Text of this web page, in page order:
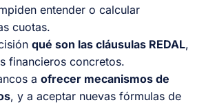
entender o calcular
cuotas.
qué son las cláusulas REDAL,
financieros concretos.
a ofrecer mecanismos de
, y a aceptar nuevas fórmulas de